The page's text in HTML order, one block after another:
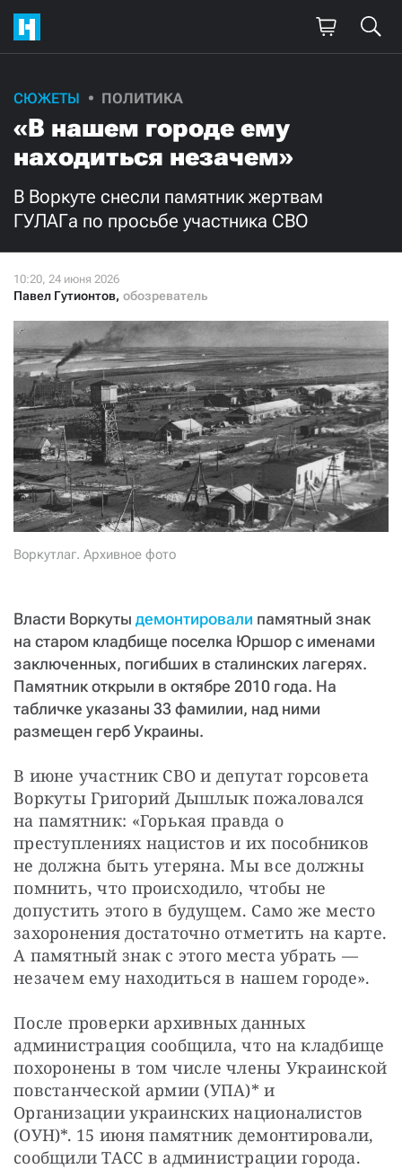
СЮЖЕТЫ ПОЛИТИКА
«В нашем городе ему
находиться незачем»
В Воркуте снесли памятник жертвам
ГУЛАГа по просьбе участника СВО
Павел Гутионтов, обозреватель
Воркутлаг. Архивное фото
Власти Воркуты демонтировали памятный знак
на старом кладбище поселка Юршор с именами
заключенных, погибших в сталинских лагерях.
Памятник открыли в октябре 2010 года. На
табличке указаны 33 фамилии, над ними
размещен герб Украины.
В июне участник СВО и депутат горсовета
Воркуты Григорий Дышлык пожаловался
на памятник: «Горькая правда о
преступлениях нацистов и их пособников
не должна быть утеряна. Мы все должны
помнить, что происходило, чтобы не
допустить этого в будущем. Само же место
захоронения достаточно отметить на карте.
А памятный знак с этого места убрать —
незачем ему находиться в нашем городе».
После проверки архивных данных
администрация сообщила, что на кладбище
похоронены в том числе члены Украинской
повстанческой армии (УПА)* и
Организации украинских националистов
(ОУН)*. 15 июня памятник демонтировали,
сообщили ТАСС в администрации города.
Поддержите
нашу работу!
Ежемесячно Разово
3000 1000
Нажимая кнопку «Стать соучастником»,
я принимаю условия и подтверждаю свое гражданство РФ
СТАТЬ СОУЧАСТНИКОМ
ПОДЕЛИТЬСЯ С ДРУЗЬЯМИ
Если у вас есть вопросы, пишите donate@novayagazeta.ruили
звоните:
+7 (929) 612-03-68